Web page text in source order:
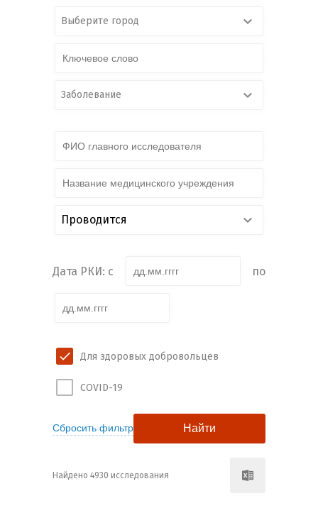
Выберите город
Заболевание
Проводится
Дата РКИ: с по
Для здоровых добровольцев
COVID-19
Найдено 4930 исследования